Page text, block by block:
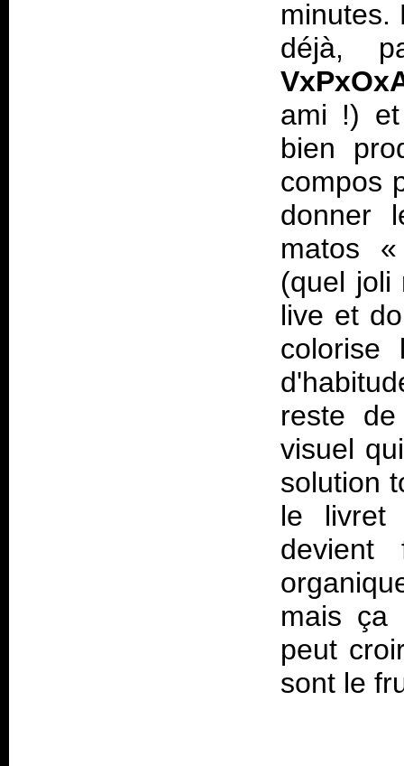
déjà,
ami !) et
bien
compos
donner
matos
(quel joli
live et
colorise
reste
visuel
solution
le livret
mais ça
peut
sont le